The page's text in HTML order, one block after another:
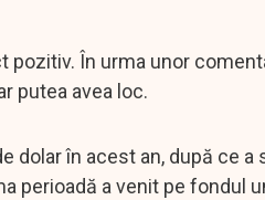
În urma unor
putea avea loc.
dolar în acest an, după ce
perioadă a venit pe fondul